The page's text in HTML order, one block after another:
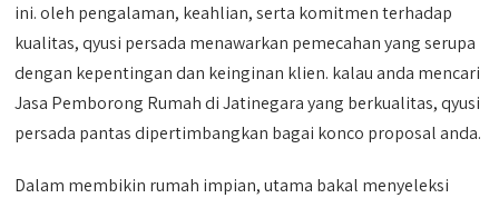
ini. oleh pengalaman, keahlian, serta komitmen terhadap
kualitas, qyusi persada menawarkan pemecahan yang serupa
dengan kepentingan dan keinginan klien. kalau anda mencari
Jasa Pemborong Rumah di Jatinegara yang berkualitas, qyusi
persada pantas dipertimbangkan bagai konco proposal anda.
Dalam membikin rumah impian, utama bakal menyeleksi